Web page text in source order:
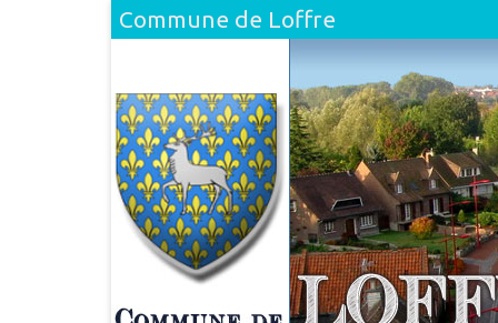
Commune de Loffre